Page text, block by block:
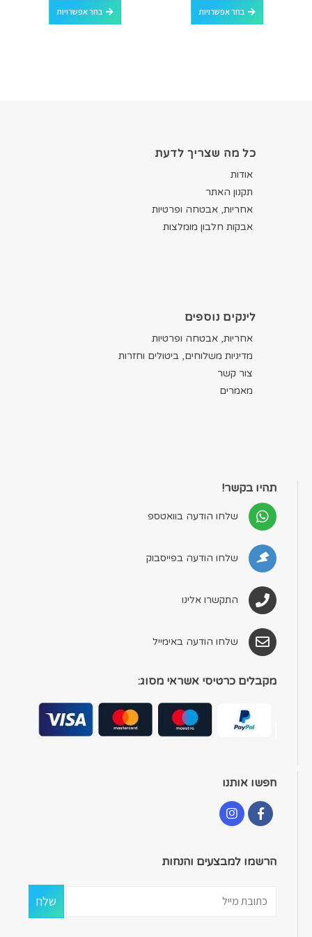
בחר אפשרויות בחר אפשרויות
כל מה שצריך לדעת
אודות
תקנון האתר
אחריות, אבטחה ופרטיות
אבקות חלבון מומלצות
לינקים נוספים
אחריות, אבטחה ופרטיות
מדיניות משלוחים, ביטולים וחזרות
צור קשר
מאמרים
תהיו בקשר!
שלחו הודעה בוואטספ
שלחו הודעה בפייסבוק
התקשרו אלינו
שלחו הודעה באימייל
מקבלים כרטיסי אשראי מסוג:
חפשו אותנו
הרשמו למבצעים והנחות